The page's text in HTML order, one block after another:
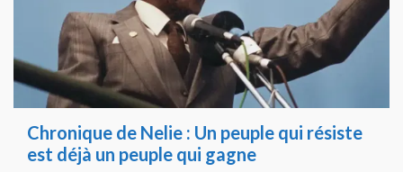
Chronique de Nelie : Un peuple qui résiste
est déjà un peuple qui gagne